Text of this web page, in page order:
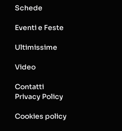
Schede
Eventi e Feste
Ultimissime
Video
Contatti
Privacy Policy
Cookies policy